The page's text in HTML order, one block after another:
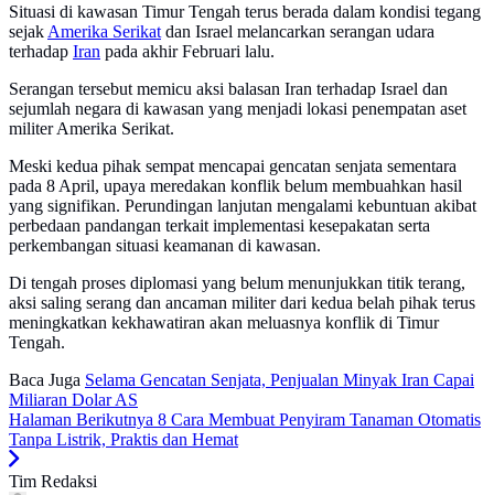
Situasi di kawasan Timur Tengah terus berada dalam kondisi tegang
sejak Amerika Serikat dan Israel melancarkan serangan udara
terhadap Iran pada akhir Februari lalu.
Serangan tersebut memicu aksi balasan Iran terhadap Israel dan
sejumlah negara di kawasan yang menjadi lokasi penempatan aset
militer Amerika Serikat.
Meski kedua pihak sempat mencapai gencatan senjata sementara
pada 8 April, upaya meredakan konflik belum membuahkan hasil
yang signifikan. Perundingan lanjutan mengalami kebuntuan akibat
perbedaan pandangan terkait implementasi kesepakatan serta
perkembangan situasi keamanan di kawasan.
Di tengah proses diplomasi yang belum menunjukkan titik terang,
aksi saling serang dan ancaman militer dari kedua belah pihak terus
meningkatkan kekhawatiran akan meluasnya konflik di Timur
Tengah.
Baca Juga Selama Gencatan Senjata, Penjualan Minyak Iran Capai
Miliaran Dolar AS
Halaman Berikutnya 8 Cara Membuat Penyiram Tanaman Otomatis
Tanpa Listrik, Praktis dan Hemat
Tim Redaksi